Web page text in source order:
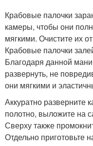
Крабовые палочки
камеры, чтобы они
мягкими. Очистите их
Крабовые палочки
Благодаря данной
развернуть, не
они мягкими и
Аккуратно разверните
полотно, выложите на
Сверху также
Отдельно приготовьте